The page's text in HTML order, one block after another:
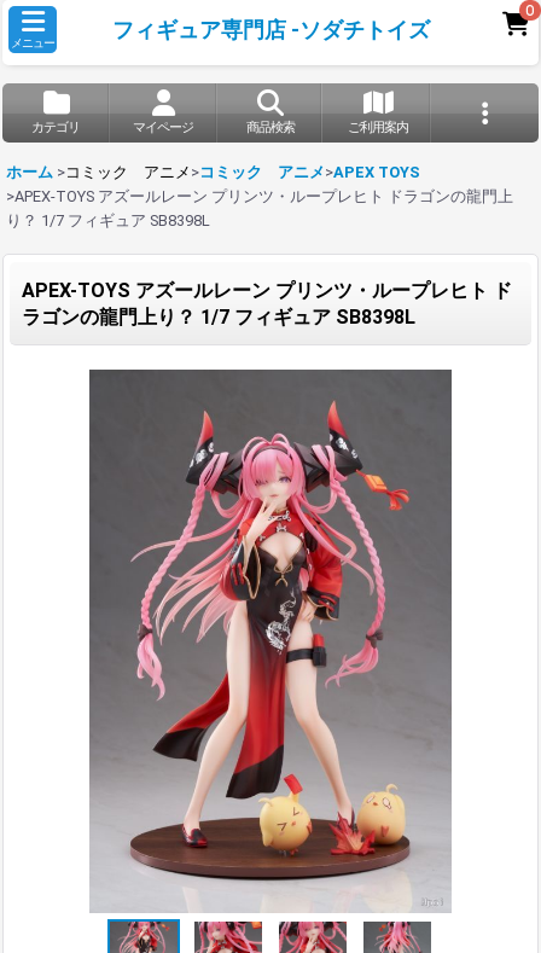
メニュー
フィギュア専門店 -ソダチトイズ
0
カテゴリ マイページ 商品検索 ご利用案内
ホーム >コミック アニメ >コミック アニメ >APEX TOYS
>APEX-TOYS アズールレーン プリンツ・ループレヒト ドラゴンの龍門上
り？ 1/7 フィギュア SB8398L
APEX-TOYS アズールレーン プリンツ・ループレヒト ド
ラゴンの龍門上り？ 1/7 フィギュア SB8398L